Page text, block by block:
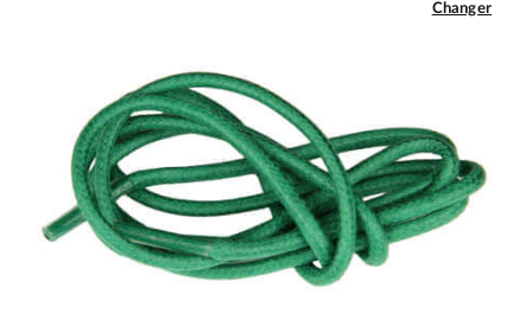
Changer